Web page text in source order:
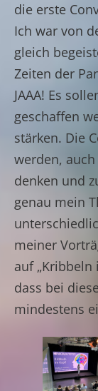
die erste
Ich war von
gleich
Zeiten der
JAAA! Es
geschaffen
stärken. Die
werden,
denken und
genau mein
meiner
auf „Kribbeln
dass bei
mindestens